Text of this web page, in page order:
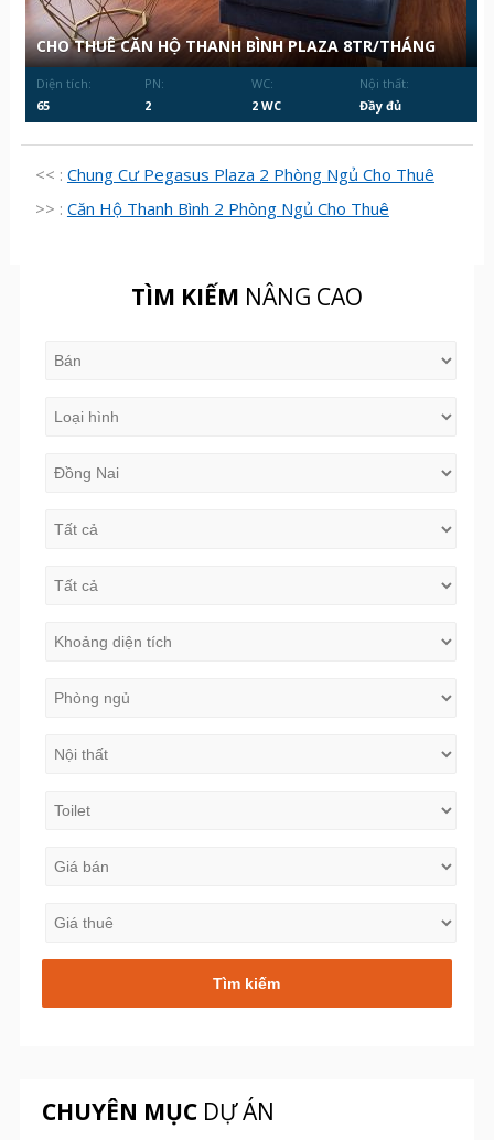
CHO THUÊ CĂN HỘ THANH BÌNH PLAZA 8TR/THÁNG
Diện tích:
65
PN:
2
WC:
2 WC
Nội thất:
Đầy đủ
<< : Chung Cư Pegasus Plaza 2 Phòng Ngủ Cho Thuê
>> : Căn Hộ Thanh Bình 2 Phòng Ngủ Cho Thuê
TÌM KIẾM NÂNG CAO
CHUYÊN MỤCDỰ ÁN